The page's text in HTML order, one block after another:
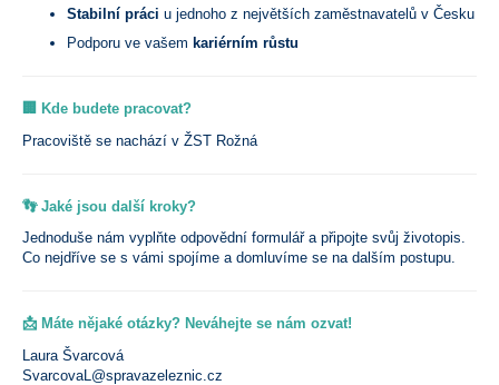
Stabilní práci u jednoho z největších zaměstnavatelů v Česku
Podporu ve vašem kariérním růstu
🏢 Kde budete pracovat?
Pracoviště se nachází v ŽST Rožná
👣 Jaké jsou další kroky?
Jednoduše nám vyplňte odpovědní formulář a připojte svůj životopis.
Co nejdříve se s vámi spojíme a domluvíme se na dalším postupu.
📩 Máte nějaké otázky? Neváhejte se nám ozvat!
Laura Švarcová
SvarcovaL@spravazeleznic.cz